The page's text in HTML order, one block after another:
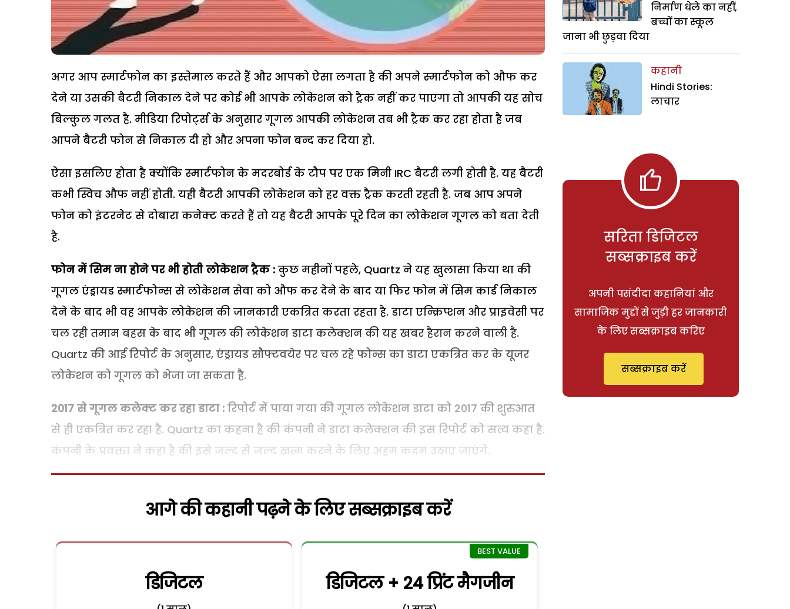
अगर आप स्मार्टफोन का इस्तेमाल करते हैं और आपको ऐसा लगता है की अपने स्मार्टफोन को औफ कर
देने या उसकी बैटरी निकाल देने पर कोई भी आपके लोकेशन को ट्रैक नहीं कर पाएगा तो आपकी यह सोच
बिल्कुल गलत है. मीडिया रिपोर्ट्स के अनुसार गूगल आपकी लोकेशन तब भी ट्रैक कर रहा होता है जब
आपने बैटरी फोन से निकाल दी हो और अपना फोन बन्द कर दिया हो.
ऐसा इसलिए होता है क्योंकि स्मार्टफोन के मदरबोर्ड के टौप पर एक मिनी IRC बैटरी लगी होती है. यह बैटरी
कभी स्विच औफ नहीं होती. यही बैटरी आपकी लोकेशन को हर वक्त ट्रैक करती रहती है. जब आप अपने
फोन को इंटरनेट से दोबारा कनेक्ट करते हैं तो यह बैटरी आपके पूरे दिन का लोकेशन गूगल को बता देती
है.
फोन में सिम ना होने पर भी होती लोकेशन ट्रैक : कुछ महीनों पहले, Quartz ने यह खुलासा किया था की
गूगल एंड्रायड स्मार्टफोन्स से लोकेशन सेवा को औफ कर देने के बाद या फिर फोन में सिम कार्ड निकाल
देने के बाद भी वह आपके लोकेशन की जानकारी एकत्रित करता रहता है. डाटा एन्क्रिप्शन और प्राइवेसी पर
चल रही तमाम बहस के बाद भी गूगल की लोकेशन डाटा कलेक्शन की यह खबर हैरान करने वाली है.
Quartz की आई रिपोर्ट के अनुसार, एंड्रायड सौफ्टवयेर पर चल रहे फोन्स का डाटा एकत्रित कर के यूजर
लोकेशन को गूगल को भेजा जा सकता है.
2017 से गूगल कलेक्ट कर रहा डाटा : रिपोर्ट में पाया गया की गूगल लोकेशन डाटा को 2017 की शुरुआत
से ही एकत्रित कर रहा है. Quartz का कहना है की कंपनी ने डाटा कलेक्शन की इस रिपोर्ट को सत्य कहा है.
कंपनी के प्रवक्ता ने कहा है की इसे जल्द से जल्द खत्म करने के लिए अहम कदम उठाए जाएंगे.
आगे की कहानी पढ़ने के लिए सब्सक्राइब करें
डिजिटल डिजिटल + 24 प्रिंट मैगजीन
निर्माण धेले का नहीं,
बच्चों का स्कूल
जाना भी छुड़वा दिया
कहानी
Hindi Stories:
लाचार
सरिता डिजिटल
सब्सक्राइब करें
अपनी पसंदीदा कहानियां और
सामाजिक मुद्दों से जुड़ी हर जानकारी
के लिए सब्सक्राइब करिए
सब्सक्राइब करें